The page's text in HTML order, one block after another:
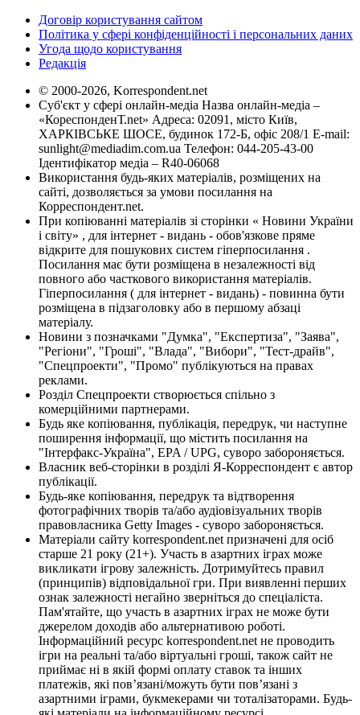
Договір користування сайтом
Політика у сфері конфіденційності і персональних даних
Угода щодо користування
Редакція
© 2000-2026, Korrespondent.net
Суб'єкт у сфері онлайн-медіа Назва онлайн-медіа –
«КореспонденТ.net» Адреса: 02091, місто Київ,
ХАРКІВСЬКЕ ШОСЕ, будинок 172-Б, офіс 208/1 E-mail:
sunlight@mediadim.com.ua Телефон: 044-205-43-00
Ідентифікатор медіа – R40-06068
Використання будь-яких матеріалів, розміщених на
сайті, дозволяється за умови посилання на
Корреспондент.net.
При копіюванні матеріалів зі сторінки « Новини України
і світу» , для інтернет - видань - обов'язкове пряме
відкрите для пошукових систем гіперпосилання .
Посилання має бути розміщена в незалежності від
повного або часткового використання матеріалів.
Гіперпосилання ( для інтернет - видань) - повинна бути
розміщена в підзаголовку або в першому абзаці
матеріалу.
Новини з позначками "Думка", "Експертиза", "Заява",
"Регіони", "Гроші", "Влада", "Вибори", "Тест-драйв",
"Спецпроекти", "Промо" публікуються на правах
реклами.
Розділ Спецпроекти створюється спільно з
комерційними партнерами.
Будь яке копіювання, публікація, передрук, чи наступне
поширення інформації, що містить посилання на
"Інтерфакс-Україна", EPA / UPG, суворо забороняється.
Власник веб-сторінки в розділі Я-Корреспондент є автор
публікації.
Будь-яке копіювання, передрук та відтворення
фотографічних творів та/або аудіовізуальних творів
правовласника Getty Images - суворо забороняється.
Матеріали сайту korrespondent.net призначені для осіб
старше 21 року (21+). Участь в азартних іграх може
викликати ігрову залежність. Дотримуйтесь правил
(принципів) відповідальної гри. При виявленні перших
ознак залежності негайно зверніться до спеціаліста.
Пам'ятайте, що участь в азартних іграх не може бути
джерелом доходів або альтернативою роботі.
Інформаційний ресурс korrespondent.net не проводить
ігри на реальні та/або віртуальні гроші, також сайт не
приймає ні в якій формі оплату ставок та інших
платежів, які пов’язані/можуть бути пов’язані з
азартними іграми, букмекерами чи тоталізаторами. Будь-